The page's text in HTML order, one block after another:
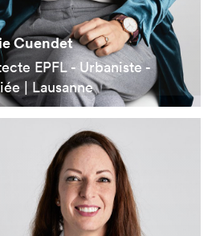
Cuendet
EPFL - Urbaniste -
| Lausanne